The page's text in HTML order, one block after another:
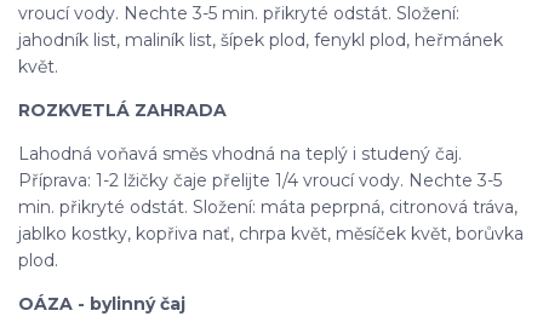
vroucí vody. Nechte 3-5 min. přikryté odstát. Složení:
jahodník list, maliník list, šípek plod, fenykl plod, heřmánek
květ.
ROZKVETLÁ ZAHRADA
Lahodná voňavá směs vhodná na teplý i studený čaj.
Příprava: 1-2 lžičky čaje přelijte 1/4 vroucí vody. Nechte 3-5
min. přikryté odstát. Složení: máta peprpná, citronová tráva,
jablko kostky, kopřiva nať, chrpa květ, měsíček květ, borůvka
plod.
OÁZA - bylinný čaj